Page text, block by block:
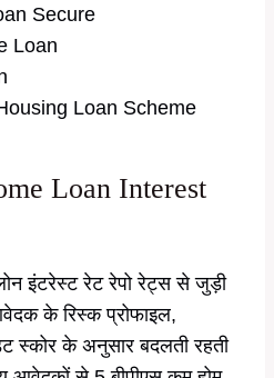
Secure
Loan
Loan Scheme
Loan Interest
इंटरेस्ट रेट रेपो रेट्स से जुड़ी
के रिस्क प्रोफाइल,
स्कोर के अनुसार बदलती रहती